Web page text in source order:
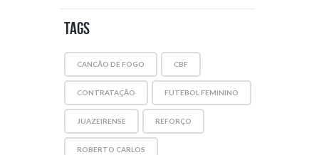
Tags
CANCÃO DE FOGO CBF
CONTRATAÇÃO FUTEBOL FEMININO
JUAZEIRENSE REFORÇO
ROBERTO CARLOS